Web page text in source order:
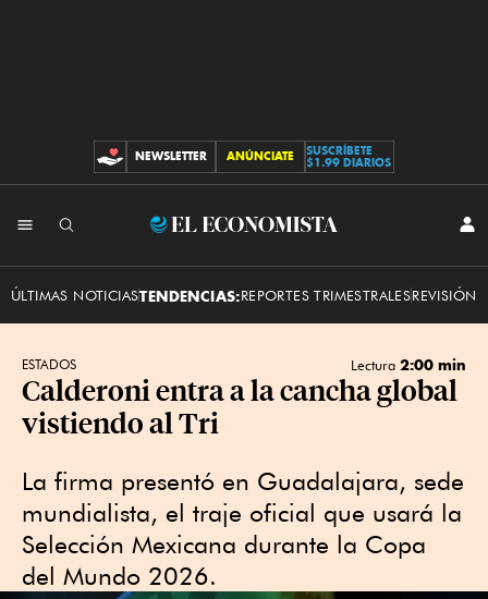
CONTRIBUCIONES
NEWSLETTER ANÚNCIATE
SUSCRÍBETE
$1.99 DIARIOS
El
ÚLTIMAS NOTICIASTENDENCIAS:REPORTES TRIMESTRALESREVISIÓN
ESTADOS Lectura 2:00 min
Calderoni entra a la cancha global
vistiendo al Tri
La firma presentó en Guadalajara, sede
mundialista, el traje oficial que usará la
Selección Mexicana durante la Copa
del Mundo 2026.